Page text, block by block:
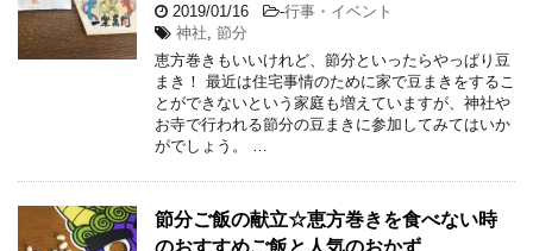
2019/01/16 -行事・イベント
神社 節分
恵方巻きもいいけれど、節分といったらやっぱり豆
まき！ 最近は住宅事情のために家で豆まきをするこ
とができないという家庭も増えていますが、神社や
お寺で行われる節分の豆まきに参加してみてはいか
がでしょう。 …
節分ご飯の献立☆恵方巻きを食べない時
のおすすめご飯と人気のおかず